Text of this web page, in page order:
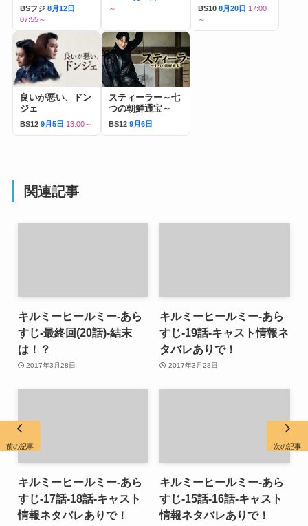
BSフジ 8月12日
07:55～
～
BS10 8月20日 17:00
～
良いが悪い、ドン
ジェ
BS12 9月5日 13:00～
スティーラー～七
つの朝鮮通宝～
BS12 9月6日
関連記事
キルミーヒールミー-あら
すじ-最終回(20話)-結末
は！？
2017年3月28日
キルミーヒールミー-あら
すじ-19話-キャスト情報ネ
タバレありで！
2017年3月28日
キルミーヒールミー-あら
すじ-17話-18話-キャスト
情報ネタバレありで！
キルミーヒールミー-あら
すじ-15話-16話-キャスト
情報ネタバレありで！
前の記事 次の記事